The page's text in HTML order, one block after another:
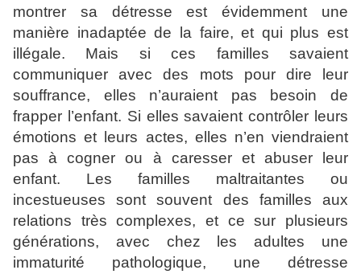
montrer sa détresse est évidemment une
manière inadaptée de la faire, et qui plus est
illégale. Mais si ces familles savaient
communiquer avec des mots pour dire leur
souffrance, elles n’auraient pas besoin de
frapper l’enfant. Si elles savaient contrôler leurs
émotions et leurs actes, elles n’en viendraient
pas à cogner ou à caresser et abuser leur
enfant. Les familles maltraitantes ou
incestueuses sont souvent des familles aux
relations très complexes, et ce sur plusieurs
générations, avec chez les adultes une
immaturité pathologique, une détresse